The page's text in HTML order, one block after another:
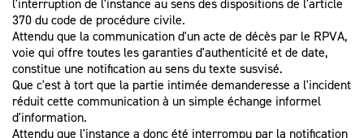
l'interruption de l'instance au sens des dispositions de l'article
370 du code de procédure civile.
Attendu que la communication d'un acte de décès par le RPVA,
voie qui offre toutes les garanties d'authenticité et de date,
constitue une notification au sens du texte susvisé.
Que c'est à tort que la partie intimée demanderesse a l'incident
réduit cette communication à un simple échange informel
d'information.
Attendu que l'instance a donc été interrompu par la notification